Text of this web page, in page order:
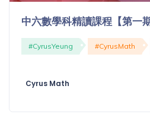
合所
有標
籤」
精準
中六數學科精讀課程【第一
#CyrusYeung #CyrusMath
Cyrus Math